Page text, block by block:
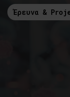
Έρευνα &